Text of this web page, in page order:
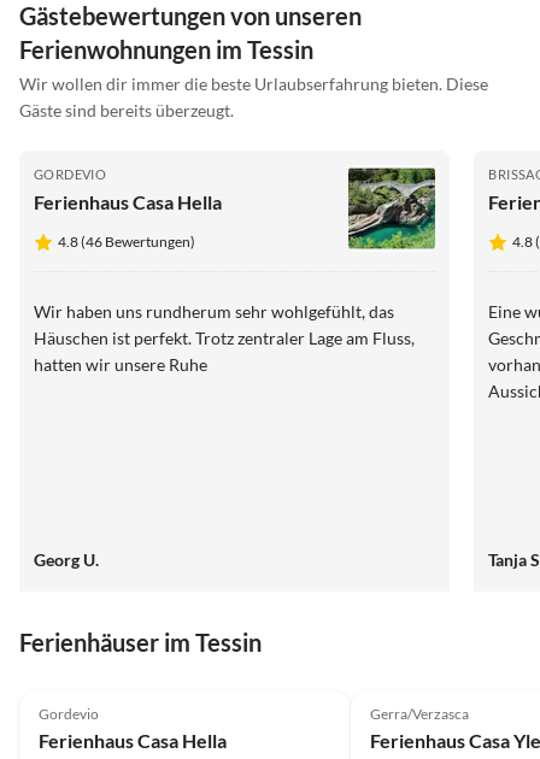
Gästebewertungen von unseren
Ferienwohnungen im Tessin
Wir wollen dir immer die beste Urlaubserfahrung bieten. Diese
Gäste sind bereits überzeugt.
GORDEVIO
Ferienhaus Casa Hella
4.8 (46 Bewertungen)
Wir haben uns rundherum sehr wohlgefühlt, das
Häuschen ist perfekt. Trotz zentraler Lage am Fluss,
hatten wir unsere Ruhe
Georg U.
4.8
Eine
Tanja
Ferienhäuser im Tessin
Gordevio
Ferienhaus Casa Hella
Gerra/Verzasca
Ferienhaus Casa